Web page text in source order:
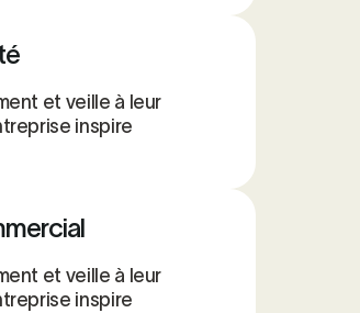
et veille à leur
inspire
et veille à leur
inspire